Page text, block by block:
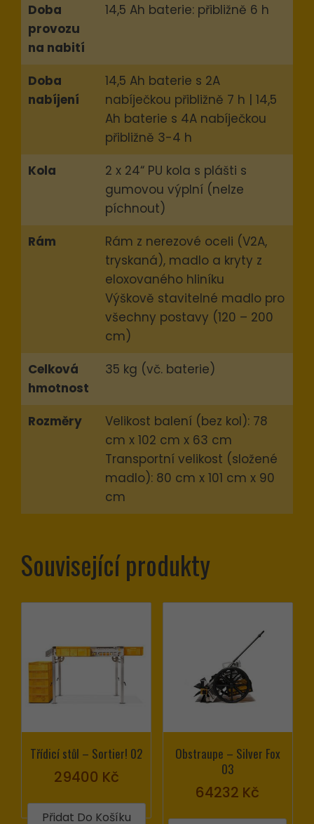
Doba
provozu
na nabití
14,5 Ah baterie: přibližně 6 h
Doba
nabíjení
14,5 Ah baterie s 2A
nabíječkou přibližně 7 h | 14,5
Ah baterie s 4A nabíječkou
přibližně 3-4 h
Kola
2 x 24“ PU kola s plášti s
gumovou výplní (nelze
píchnout)
Rám
Rám z nerezové oceli (V2A,
tryskaná), madlo a kryty z
eloxovaného hliníku
Výškově stavitelné madlo pro
všechny postavy (120 – 200
cm)
Celková
hmotnost
35 kg (vč. baterie)
Rozměry
Velikost balení (bez kol): 78
cm x 102 cm x 63 cm
Transportní velikost (složené
madlo): 80 cm x 101 cm x 90
cm
Související produkty
Třídicí stůl – Sortier! 02
29400 Kč
Přidat Do Košíku
Obstraupe – Silver Fox
03
64232 Kč
Nezbytné
Tyto
soubory
cookie
nejsou
Jsou
fungování
webových
stránek.
Statistiky
zlepšovat
funkčnost
a strukturu
toho, jak
stránky
používají.
Uživatelská
zkušenost